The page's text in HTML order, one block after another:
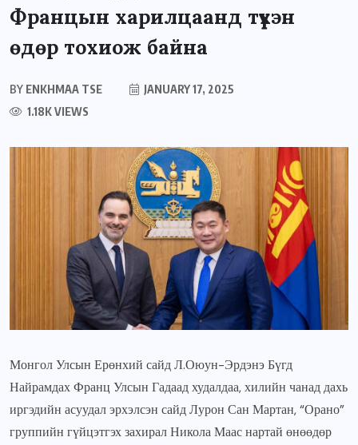
Францын харилцаанд түүхэн
өдөр тохиож байна
BY ENKHMAA TSE
JANUARY 17, 2025
1.18K VIEWS
Монгол Улсын Ерөнхий сайд Л.Оюун-Эрдэнэ Бүгд
Найрамдах Франц Улсын Гадаад худалдаа, хилийн чанад дахь
иргэдийн асуудал эрхэлсэн сайд Лурон Сан Мартан, “Орано”
группийн гүйцэтгэх захирал Никола Маас нартай өнөөдөр